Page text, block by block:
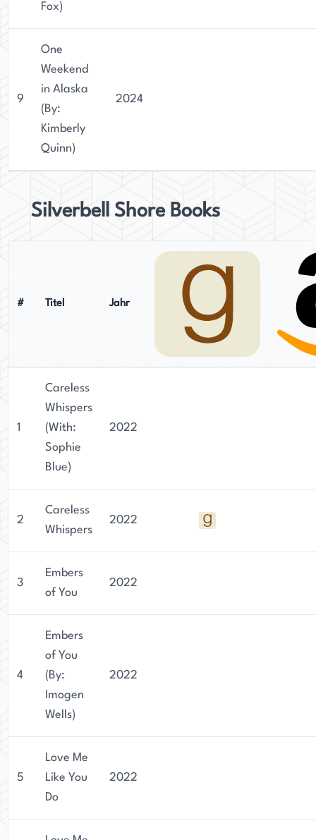
Fox)
9
One
Weekend
in Alaska
(By:
Kimberly
Quinn)
2024
Silverbell Shore Books
# Titel Jahr
1
Careless
Whispers
(With:
Sophie
Blue)
2022
2
Careless
Whispers
2022
3
Embers
of You
2022
4
Embers
of You
(By:
Imogen
Wells)
2022
5
Love Me
Like You
Do
2022